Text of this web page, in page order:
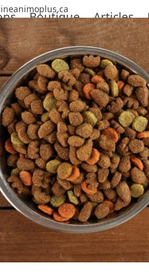
Boutique Articles